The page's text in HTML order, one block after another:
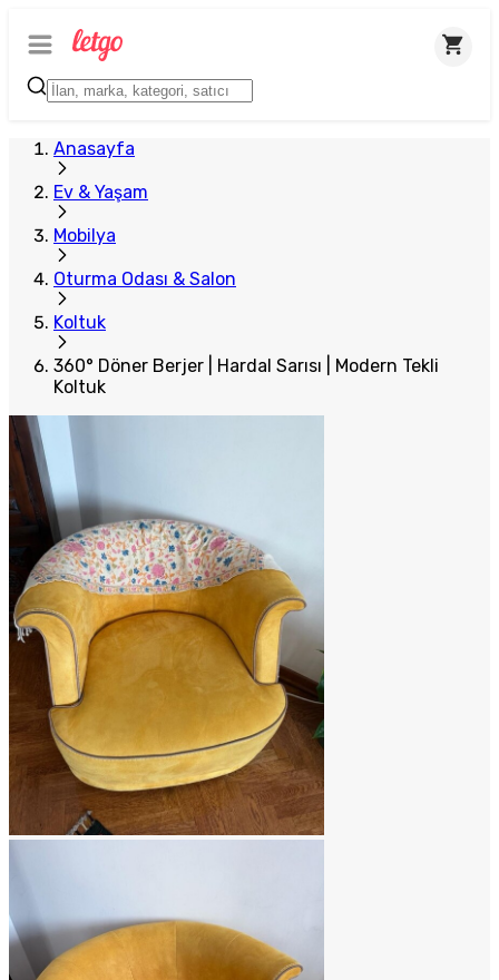
Anasayfa
Ev & Yaşam
Mobilya
Oturma Odası & Salon
Koltuk
360° Döner Berjer | Hardal Sarısı | Modern Tekli
Koltuk
Plus Satıcı